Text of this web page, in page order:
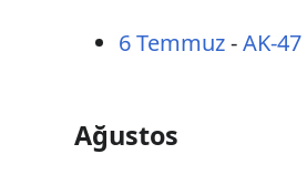
6 Temmuz-AK-47
Ağustos